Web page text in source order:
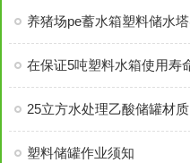
25立方水处理乙酸储罐材质
塑料储罐作业须知